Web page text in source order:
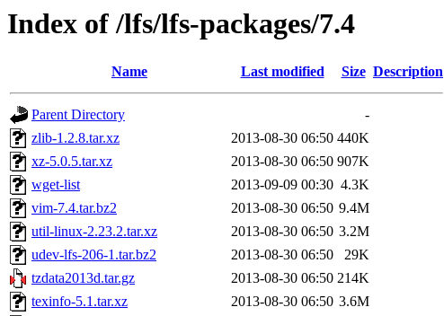
Index of /lfs/lfs-packages/7.4
Name Last modified Size Description
Parent Directory
-
zlib-1.2.8.tar.xz
2013-08-30 06:50 440K
xz-5.0.5.tar.xz
2013-08-30 06:50 907K
wget-list
2013-09-09 00:30 4.3K
vim-7.4.tar.bz2
2013-08-30 06:50 9.4M
util-linux-2.23.2.tar.xz
2013-08-30 06:50 3.2M
udev-lfs-206-1.tar.bz2
2013-08-30 06:50
29K
tzdata2013d.tar.gz
2013-08-30 06:50 214K
texinfo-5.1.tar.xz
2013-08-30 06:50 3.6M